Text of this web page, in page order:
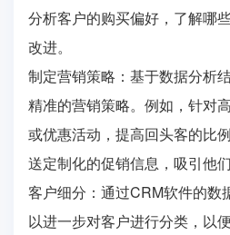
分析客户的购买偏好，了解哪
改进。
制定营销策略：基于数据分析
精准的营销策略。例如，针对
或优惠活动，提高回头客的比
送定制化的促销信息，吸引他们
客户细分：通过CRM软件的数
以进一步对客户进行分类，以